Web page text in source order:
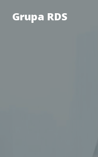
Grupa RDS